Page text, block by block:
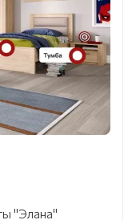
"Элана"